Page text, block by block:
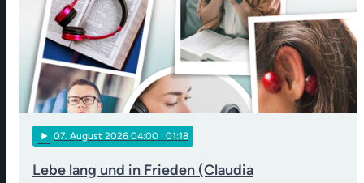
play_arrow 07. August 2026 04:00 · 01:18
Lebe lang und in Frieden (Claudia